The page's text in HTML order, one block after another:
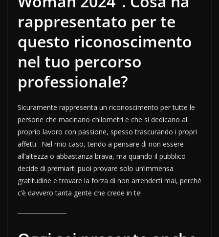
rappresentato per te
questo riconoscimento
nel tuo percorso
professionale?
Sicuramente rappresenta un riconoscimento per tutte le
persone che macinano chilometri e che si dedicano al
proprio lavoro con passione, spesso trascurando i propri
affetti. Nel mio caso, tendo a pensare di non essere
all’altezza o abbastanza brava, ma quando il pubblico
decide di premiarti puoi provare solo un’immensa
gratitudine e trovare la forza di non arrenderti mai, perché
c’è davvero tanta gente che crede in te!